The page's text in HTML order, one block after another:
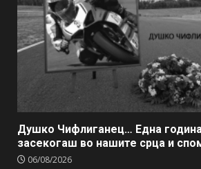
Душко Чифлиганец… Eдна
засекогаш во нашите срца и
06/08/2026